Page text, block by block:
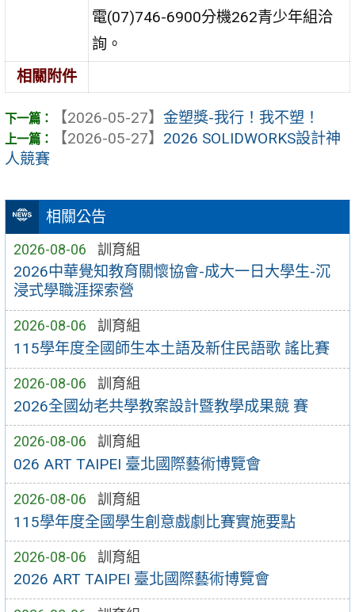
相關公告
2026-08-06 訓育組
2026中華覺知教育關懷協會-成大一日大學生-沉
浸式學職涯探索營
2026-08-06 訓育組
115學年度全國師生本土語及新住民語歌 謠比賽
2026-08-06 訓育組
2026全國幼老共學教案設計暨教學成果競 賽
2026-08-06 訓育組
026 ART TAIPEI 臺北國際藝術博覽會
2026-08-06 訓育組
115學年度全國學生創意戲劇比賽實施要點
2026-08-06 訓育組
2026 ART TAIPEI 臺北國際藝術博覽會
電(07)746-6900分機262青少年組洽
詢。
相關附件
【2026-05-27】 金塑獎-我行！我不塑！
【2026-05-27】 2026 SOLIDWORKS設計神
人競賽